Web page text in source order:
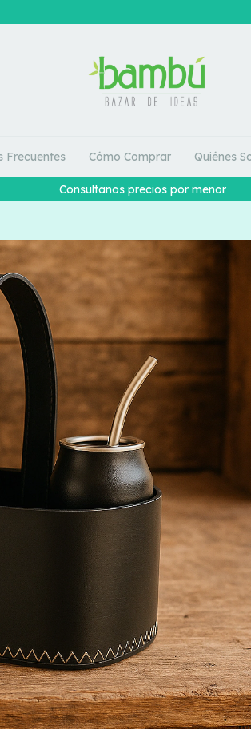
Consultanos precios por menor
Frecuentes Cómo Comprar Quiénes